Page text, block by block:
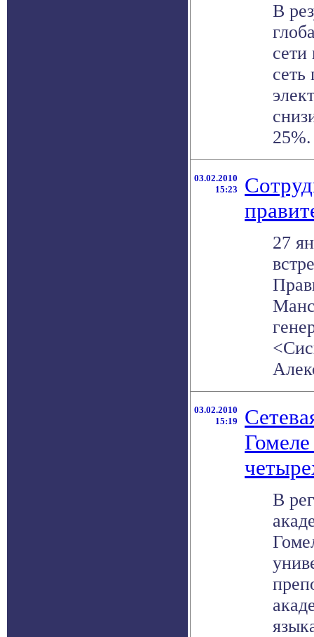
В
сеть
03.02.2010
15:23
27
03.02.2010
15:19
Гомеле
В